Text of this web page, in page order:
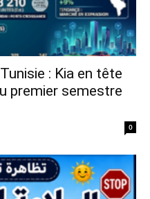
: Kia en tête
premier semestre
0